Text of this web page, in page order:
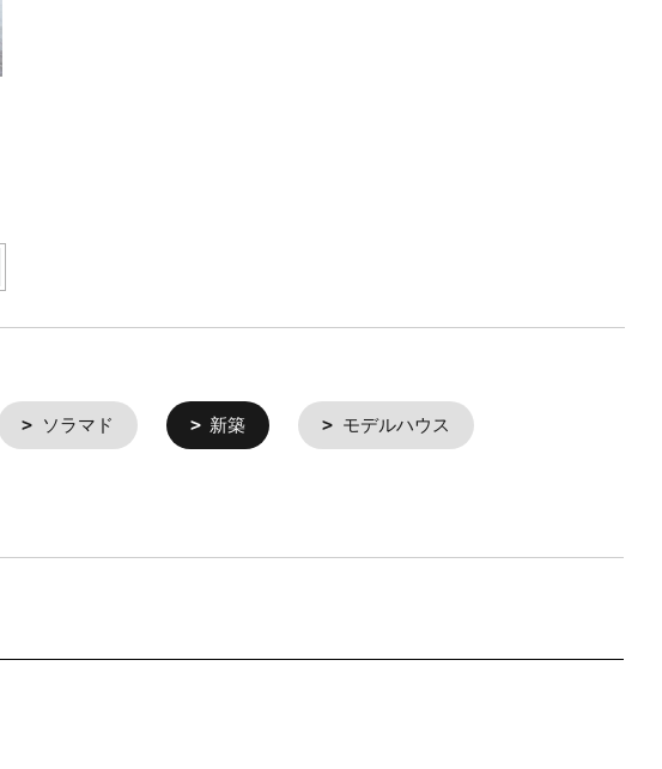
ソラマド 新築 モデルハウス